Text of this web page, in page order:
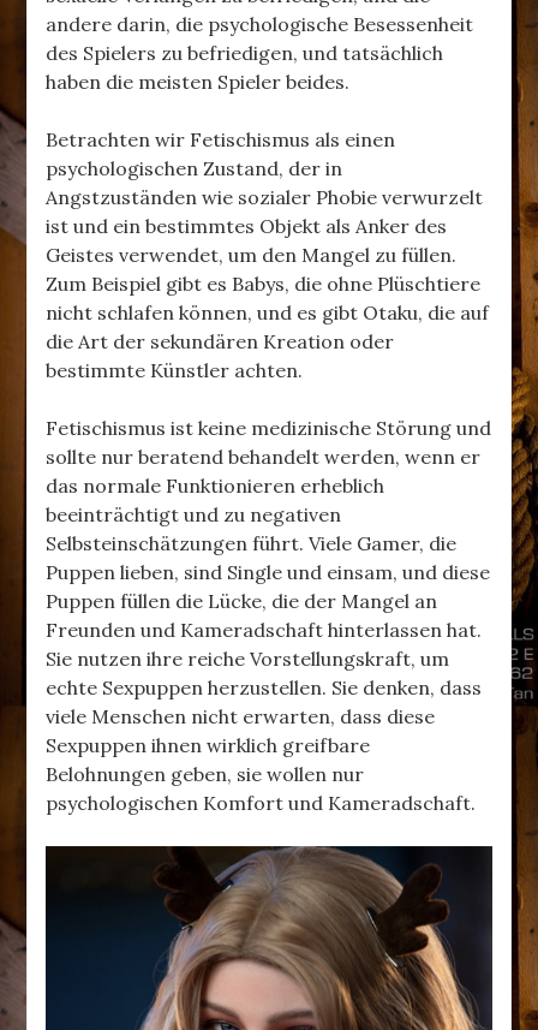
andere darin, die psychologische Besessenheit
des Spielers zu befriedigen, und tatsächlich
haben die meisten Spieler beides.
Betrachten wir Fetischismus als einen
psychologischen Zustand, der in
Angstzuständen wie sozialer Phobie verwurzelt
ist und ein bestimmtes Objekt als Anker des
Geistes verwendet, um den Mangel zu füllen.
Zum Beispiel gibt es Babys, die ohne Plüschtiere
nicht schlafen können, und es gibt Otaku, die auf
die Art der sekundären Kreation oder
bestimmte Künstler achten.
Fetischismus ist keine medizinische Störung und
sollte nur beratend behandelt werden, wenn er
das normale Funktionieren erheblich
beeinträchtigt und zu negativen
Selbsteinschätzungen führt. Viele Gamer, die
Puppen lieben, sind Single und einsam, und diese
Puppen füllen die Lücke, die der Mangel an
Freunden und Kameradschaft hinterlassen hat.
Sie nutzen ihre reiche Vorstellungskraft, um
echte Sexpuppen herzustellen. Sie denken, dass
viele Menschen nicht erwarten, dass diese
Sexpuppen ihnen wirklich greifbare
Belohnungen geben, sie wollen nur
psychologischen Komfort und Kameradschaft.